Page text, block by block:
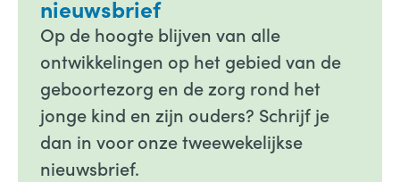
nieuwsbrief
Op de hoogte blijven van alle
ontwikkelingen op het gebied van de
geboortezorg en de zorg rond het
jonge kind en zijn ouders? Schrijf je
dan in voor onze tweewekelijkse
nieuwsbrief.